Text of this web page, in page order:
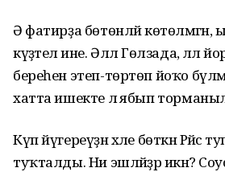
Ә фатирҙа бөтөнләй көтөлмәгән,
күҙәтелә ине. Әллә Гөлзада, әллә
береһен этеп-төртөп йоҡо
хатта ишекте лә ябып
Күп йүгереүҙән хәле бөткән Рәйсә
туҡталды. Ни эшләйҙәр икән?